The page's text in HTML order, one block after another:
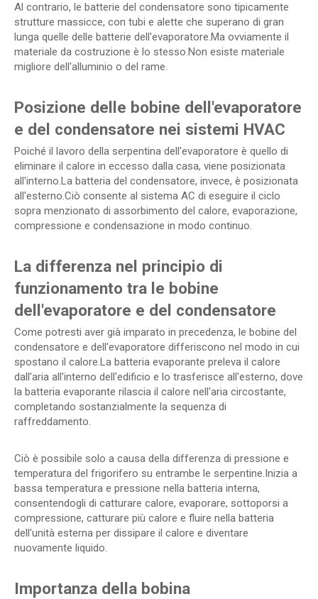
Al contrario, le batterie del condensatore sono tipicamente
strutture massicce, con tubi e alette che superano di gran
lunga quelle delle batterie dell'evaporatore.Ma ovviamente il
materiale da costruzione è lo stesso.Non esiste materiale
migliore dell'alluminio o del rame.
Posizione delle bobine dell'evaporatore
e del condensatore nei sistemi HVAC
Poiché il lavoro della serpentina dell'evaporatore è quello di
eliminare il calore in eccesso dalla casa, viene posizionata
all'interno.La batteria del condensatore, invece, è posizionata
all'esterno.Ciò consente al sistema AC di eseguire il ciclo
sopra menzionato di assorbimento del calore, evaporazione,
compressione e condensazione in modo continuo.
La differenza nel principio di
funzionamento tra le bobine
dell'evaporatore e del condensatore
Come potresti aver già imparato in precedenza, le bobine del
condensatore e dell'evaporatore differiscono nel modo in cui
spostano il calore.La batteria evaporante preleva il calore
dall'aria all'interno dell'edificio e lo trasferisce all'esterno, dove
la batteria evaporante rilascia il calore nell'aria circostante,
completando sostanzialmente la sequenza di
raffreddamento.
Ciò è possibile solo a causa della differenza di pressione e
temperatura del frigorifero su entrambe le serpentine.Inizia a
bassa temperatura e pressione nella batteria interna,
consentendogli di catturare calore, evaporare, sottoporsi a
compressione, catturare più calore e fluire nella batteria
dell'unità esterna per dissipare il calore e diventare
nuovamente liquido.
Importanza della bobina